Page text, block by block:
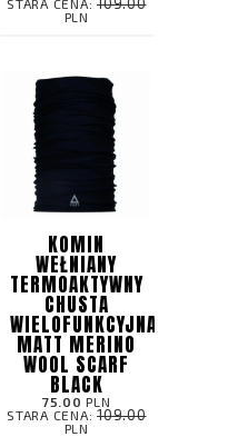
STARA CENA: 109.00
PLN
KOMIN
WEŁNIANY
TERMOAKTYWNY
CHUSTA
WIELOFUNKCYJNA
MATT MERINO
WOOL SCARF
BLACK
75.00 PLN
STARA CENA: 109.00
PLN